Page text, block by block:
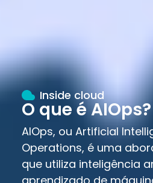
Inside cloud
O que é AIOps?
AIOps, ou Artificial
Operations, é uma
que utiliza inteligência